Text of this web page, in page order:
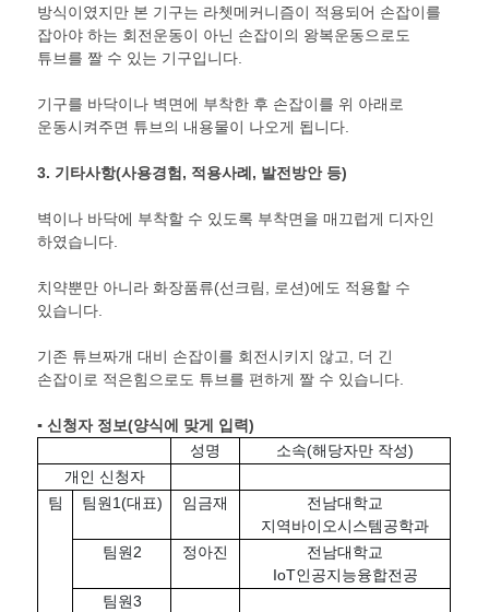
방식이였지만 본 기구는 라쳇메커니즘이 적용되어 손잡이를
잡아야 하는 회전운동이 아닌 손잡이의 왕복운동으로도
튜브를 짤 수 있는 기구입니다.
기구를 바닥이나 벽면에 부착한 후 손잡이를 위 아래로
운동시켜주면 튜브의 내용물이 나오게 됩니다.
3. 기타사항(사용경험, 적용사례 , 발전방안 등)
벽이나 바닥에 부착할 수 있도록 부착면을 매끄럽게 디자인
하였습니다.
치약뿐만 아니라 화장품류(선크림, 로션)에도 적용할 수
있습니다.
기존 튜브짜개 대비 손잡이를 회전시키지 않고, 더 긴
손잡이로 적은힘으로도 튜브를 편하게 짤 수 있습니다.
▪ 신청자 정보(양식에 맞게 입력)
성명
소속(해당자만 작성)
개인 신청자
팀
팀원1(대표) 임금재
전남대학교
지역바이오시스템공학과
팀원2
정아진
전남대학교
IoT인공지능융합전공
팀원3